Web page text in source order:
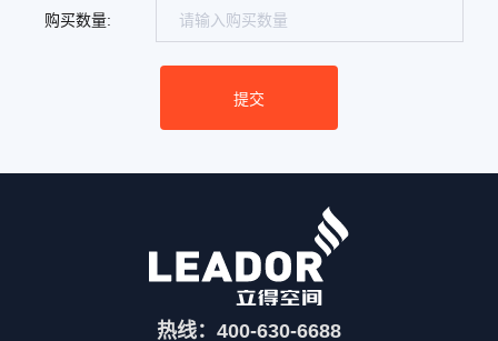
购买数量:
热线：400-630-6688